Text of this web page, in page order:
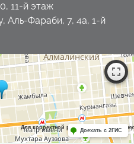
11-й этаж
Аль-Фараби, 7, 4а, 1-й
Для корректной работы Raster JS API
Доехать с 2ГИС